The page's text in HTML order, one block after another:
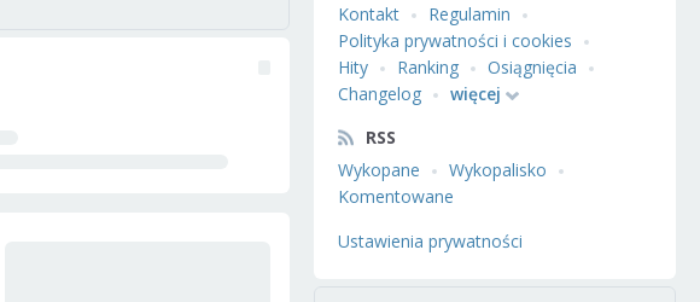
Kontakt
Regulamin
Polityka prywatności i cookies
Hity
Ranking
Osiągnięcia
Changelog
więcej
RSS
Wykopane
Wykopalisko
Komentowane
Ustawienia prywatności